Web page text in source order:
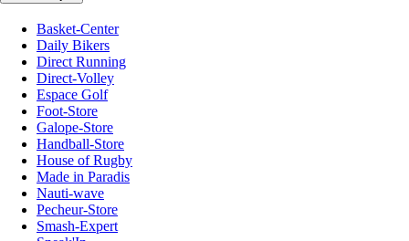
Basket-Center
Daily Bikers
Direct Running
Direct-Volley
Espace Golf
Foot-Store
Galope-Store
Handball-Store
House of Rugby
Made in Paradis
Nauti-wave
Pecheur-Store
Smash-Expert